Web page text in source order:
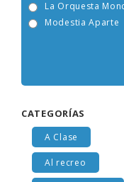
La Orquesta
Modestia Aparte
CATEGORÍAS
A Clase
Al recreo